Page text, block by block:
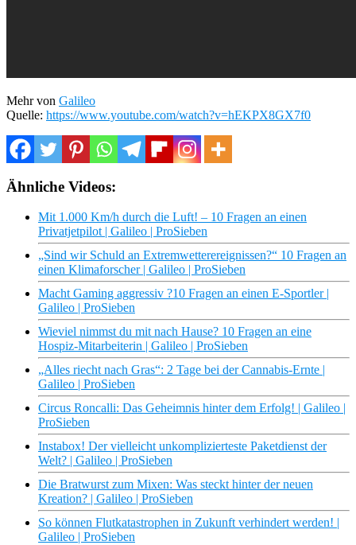
Mehr von Galileo
Quelle: https://www.youtube.com/watch?v=hEKPX8GX7f0
Ähnliche Videos:
Mit 1.000 Km/h durch die Luft! – 10 Fragen an einen
Privatjetpilot | Galileo | ProSieben
„Sind wir Schuld an Extremwetterereignissen?“ 10 Fragen an
einen Klimaforscher | Galileo | ProSieben
Macht Gaming aggressiv ?10 Fragen an einen E-Sportler |
Galileo | ProSieben
Wieviel nimmst du mit nach Hause? 10 Fragen an eine
Hospiz-Mitarbeiterin | Galileo | ProSieben
„Alles riecht nach Gras“: 2 Tage bei der Cannabis-Ernte |
Galileo | ProSieben
Circus Roncalli: Das Geheimnis hinter dem Erfolg! | Galileo |
ProSieben
Instabox! Der vielleicht unkomplizierteste Paketdienst der
Welt? | Galileo | ProSieben
Die Bratwurst zum Mixen: Was steckt hinter der neuen
Kreation? | Galileo | ProSieben
So können Flutkatastrophen in Zukunft verhindert werden! |
Galileo | ProSieben